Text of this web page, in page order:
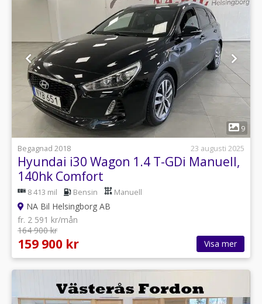
1
9
Begagnad 2018
23 augusti 2025
Hyundai i30 Wagon 1.4 T-GDi Manuell,
140hk Comfort
8 413 mil Bensin Manuell
NA Bil Helsingborg AB
fr. 2 591 kr/mån
164 900 kr
159 900 kr Visa mer